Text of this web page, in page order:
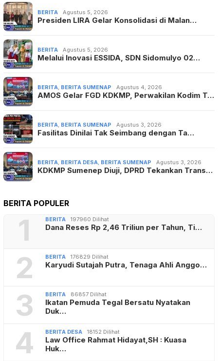
BERITA Agustus 5, 2026
Presiden LIRA Gelar Konsolidasi di Malan…
BERITA Agustus 5, 2026
Melalui Inovasi ESSIDA, SDN Sidomulyo 02…
BERITA, BERITA SUMENAP Agustus 4, 2026
AMOS Gelar FGD KDKMP, Perwakilan Kodim T…
BERITA, BERITA SUMENAP Agustus 3, 2026
Fasilitas Dinilai Tak Seimbang dengan Ta…
BERITA, BERITA DESA, BERITA SUMENAP Agustus 3, 2026
KDKMP Sumenep Diuji, DPRD Tekankan Trans…
BERITA POPULER
1 BERITA 197960 Dilihat
Dana Reses Rp 2,46 Triliun per Tahun, Ti…
2 BERITA 176829 Dilihat
Karyudi Sutajah Putra, Tenaga Ahli Anggo…
3 BERITA 86857 Dilihat
Ikatan Pemuda Tegal Bersatu Nyatakan
Duk…
4 BERITA DESA 18152 Dilihat
Law Office Rahmat Hidayat,SH : Kuasa
Huk…